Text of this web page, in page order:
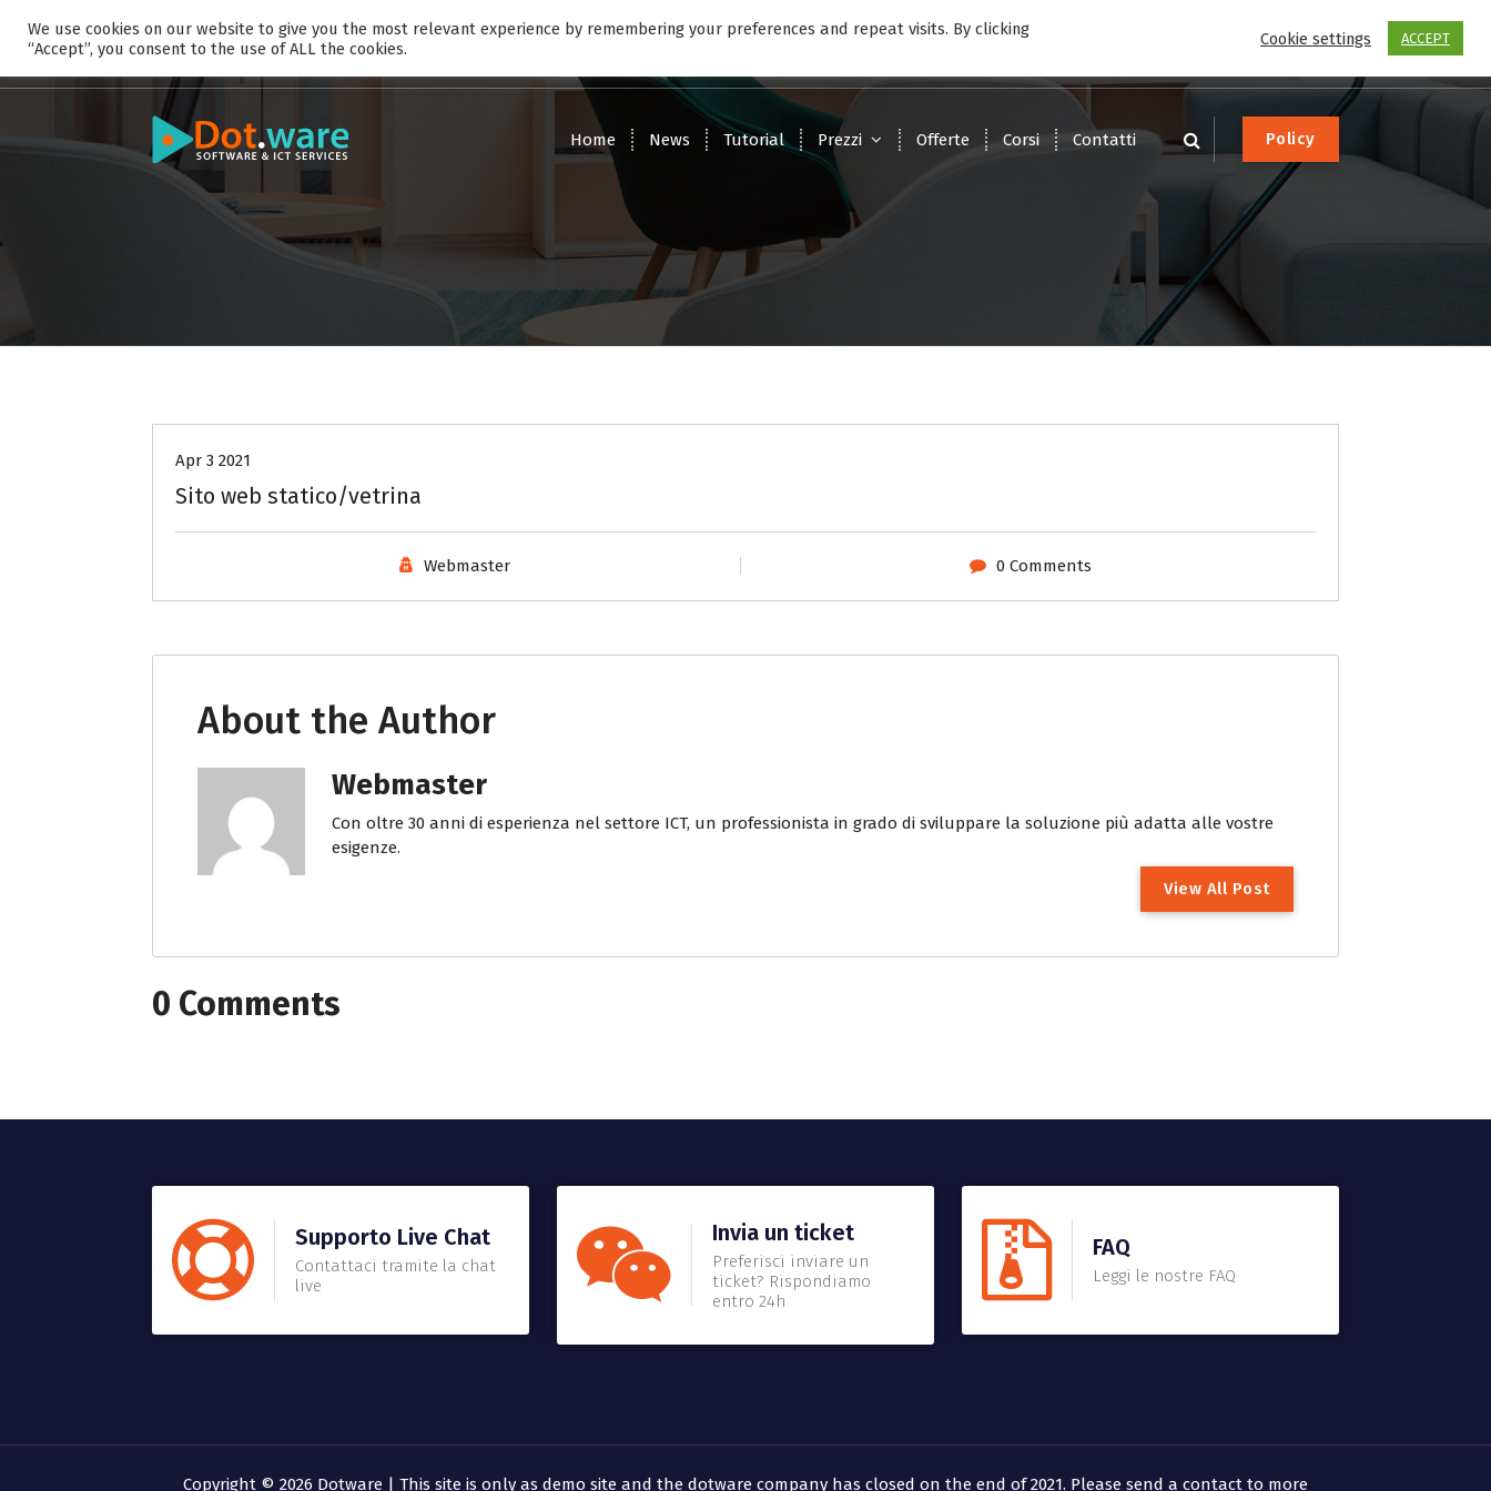
p
9:00 - 17:00 Chiama
Home News Tutorial Prezzi Offerte Corsi Contatti Policy
Apr 3 2021
Sito web statico/vetrina
Webmaster 0 Comments
About the Author
Webmaster
Con oltre 30 anni di esperienza nel settore ICT, un professionista in grado di sviluppare la soluzione più adatta alle vostre
esigenze.
View All Post
0 Comments
Supporto Live Chat
Contattaci tramite la chat
live
Invia un ticket
Preferisci inviare un
ticket? Rispondiamo
entro 24h
FAQ
Leggi le nostre FAQ
Copyright © 2026 Dotware | This site is only as demo site and the dotware company has closed on the end of 2021. Please send a contact to more
We use cookies on our website to give you the most relevant experience by remembering your preferences and repeat visits. By clicking
“Accept”, you consent to the use of ALL the cookies.
Cookie settings ACCEPT